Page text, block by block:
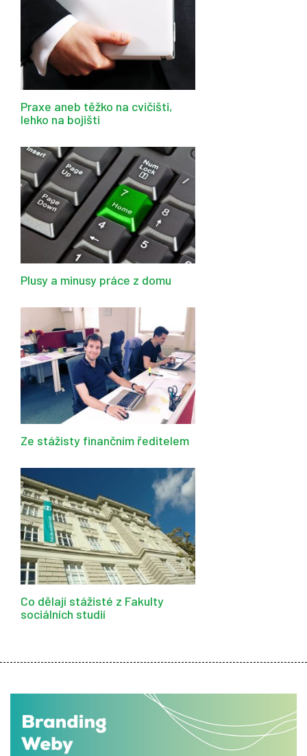
Praxe aneb těžko na cvičišti,
lehko na bojišti
Plusy a minusy práce z domu
Ze stážisty finančním ředitelem
Co dělají stážisté z Fakulty
sociálních studií